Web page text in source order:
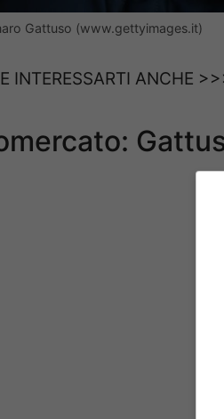
Gattuso (www.gettyimages.it)
INTERESSARTI ANCHE